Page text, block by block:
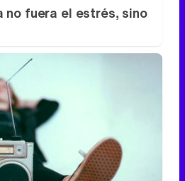
no fuera el estrés, sino